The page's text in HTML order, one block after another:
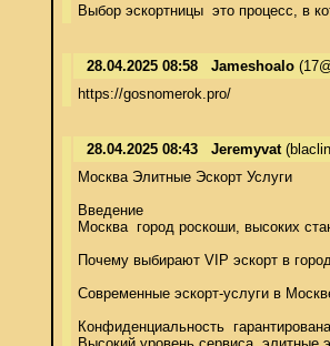
Выбор эскортницы  это процесс, в
28.04.2025 08:58 Jameshoalo
https://gosnomerok.pro/
28.04.2025 08:43 Jeremyvat
Москва Элитные Эскорт Услуги
Введение
Москва  город роскоши, высоких
Почему выбирают VIP эскорт в
Современные эскорт-услуги в
Конфиденциальность
Высокий уровень сервиса  элитные